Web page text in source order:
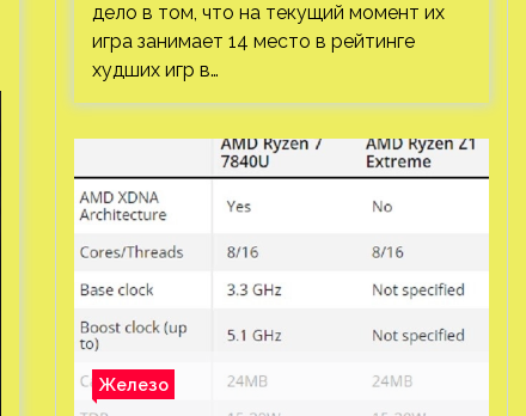
дело в том, что на текущий момент их
игра занимает 14 место в рейтинге
худших игр в…
Железо